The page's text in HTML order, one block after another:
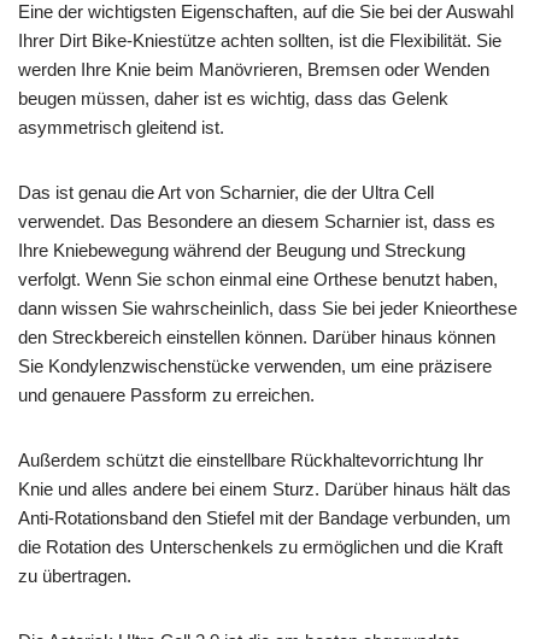
Eine der wichtigsten Eigenschaften, auf die Sie bei der Auswahl
Ihrer Dirt Bike-Kniestütze achten sollten, ist die Flexibilität. Sie
werden Ihre Knie beim Manövrieren, Bremsen oder Wenden
beugen müssen, daher ist es wichtig, dass das Gelenk
asymmetrisch gleitend ist.
Das ist genau die Art von Scharnier, die der Ultra Cell
verwendet. Das Besondere an diesem Scharnier ist, dass es
Ihre Kniebewegung während der Beugung und Streckung
verfolgt. Wenn Sie schon einmal eine Orthese benutzt haben,
dann wissen Sie wahrscheinlich, dass Sie bei jeder Knieorthese
den Streckbereich einstellen können. Darüber hinaus können
Sie Kondylenzwischenstücke verwenden, um eine präzisere
und genauere Passform zu erreichen.
Außerdem schützt die einstellbare Rückhaltevorrichtung Ihr
Knie und alles andere bei einem Sturz. Darüber hinaus hält das
Anti-Rotationsband den Stiefel mit der Bandage verbunden, um
die Rotation des Unterschenkels zu ermöglichen und die Kraft
zu übertragen.